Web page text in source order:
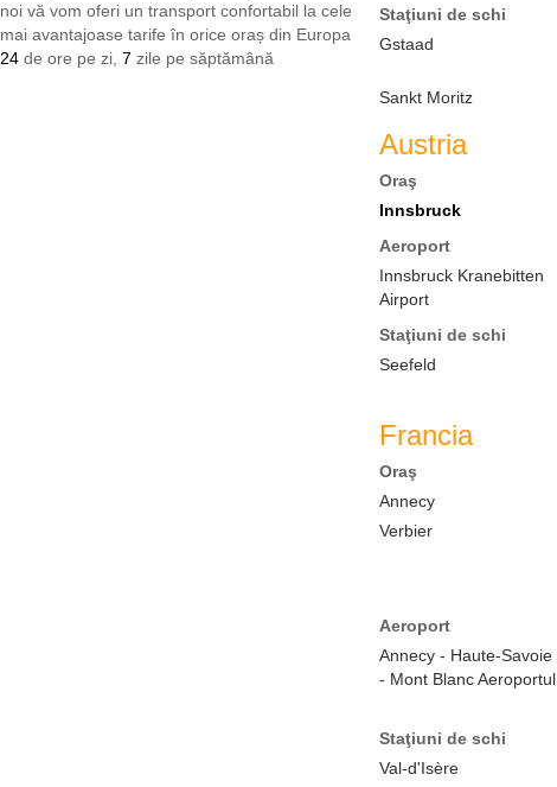
noi vă vom oferi un transport confortabil la cele
mai avantajoase tarife în orice oraș din Europa
24 de ore pe zi, 7 zile pe săptămână
Staţiuni de schi
Gstaad
Sankt Moritz
Austria
Oraş
Innsbruck
Aeroport
Innsbruck Kranebitten
Airport
Staţiuni de schi
Seefeld
Francia
Oraş
Annecy
Verbier
Aeroport
Annecy - Haute-Savoie
- Mont Blanc Aeroportul
Staţiuni de schi
Val-d'Isère